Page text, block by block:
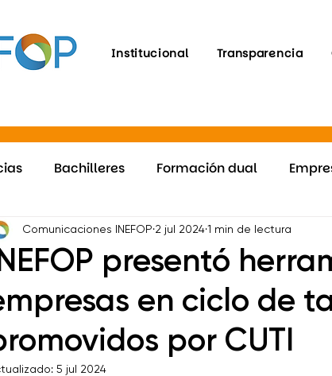
Institucional Transparencia
Bachilleres Formación dual
años Ride Programa RET Inclusión
inclusivos + Fortalezas Mejorando el CV
presentó
en ciclo de
por CUTI
Comunicaciones INEFOP 2 jul 2024 1 min de lectura
5 jul 2024